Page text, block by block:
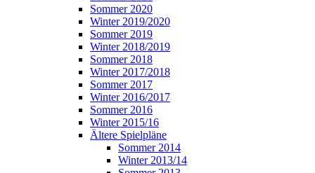
Sommer 2020
Winter 2019/2020
Sommer 2019
Winter 2018/2019
Sommer 2018
Winter 2017/2018
Sommer 2017
Winter 2016/2017
Sommer 2016
Winter 2015/16
Ältere Spielpläne
Sommer 2014
Winter 2013/14